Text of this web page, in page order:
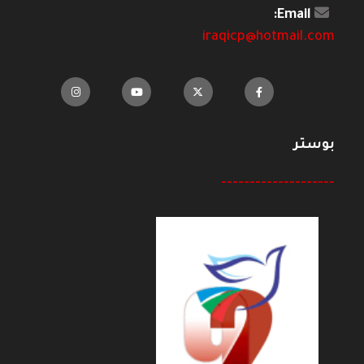
Email:
iraqicp@hotmail.com
بوستر
--------------------